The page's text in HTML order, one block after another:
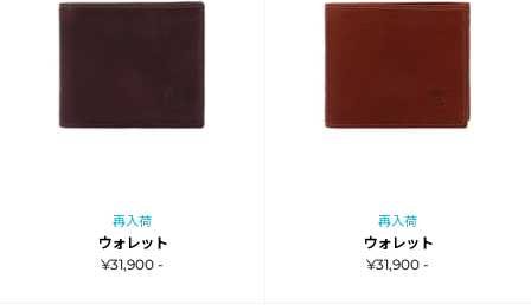
再入荷
ウォレット
¥31,900 -
再入荷
ウォレット
¥31,900 -